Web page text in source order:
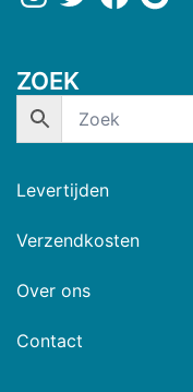
ZOEK
Levertijden
Verzendkosten
Over ons
Contact